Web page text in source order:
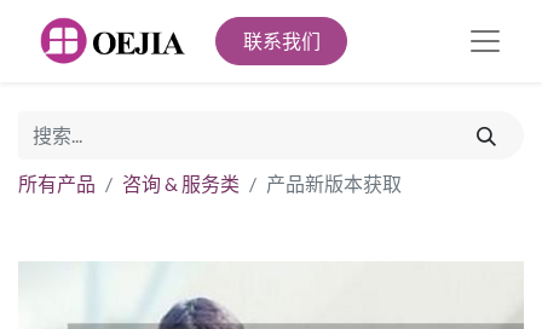
联系我们
所有产品 咨询 & 服务类 产品新版本获取